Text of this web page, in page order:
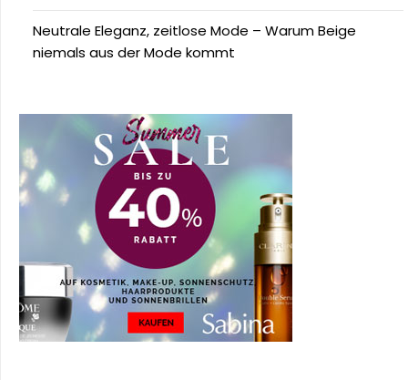
Neutrale Eleganz, zeitlose Mode – Warum Beige
niemals aus der Mode kommt